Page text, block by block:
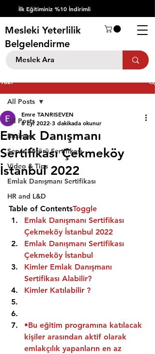
İlk Eğitiminiz %10 İndirimli
Mesleki Yeterlilik
Belgelendirme
Yazı
All Posts
Business
Servis Şöförü Sertifikası
Video & Tips
Emlak Danışmanı Sertifikası
HR and L&D
All Posts
Emlak Danışmanı
Sertifikası Çekmeköy
İstanbul 2022
Emre TANRISEVEN
8 Eyl 2022 3 dakikada okunur
Table of ContentsToggle
Emlak Danışmanı Sertifikası
Çekmeköy İstanbul 2022
Emlak Danışmanı Sertifikası
Çekmeköy İstanbul
Kimler Emlak Danışmanı
Sertifikası Alabilir?
Kimler Katılabilir ?
•Bu eğitim programına katılacak
kişiler arasından aktif olarak
emlakçılık yapanların en az